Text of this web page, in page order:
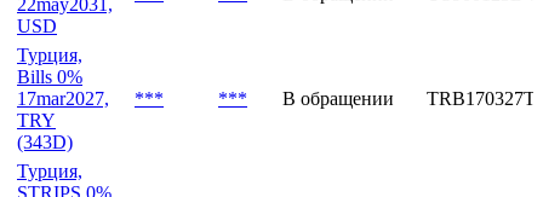
TRY
Турция,
6.375%
22may2031,
USD
Турция,
Bills 0%
17mar2027,